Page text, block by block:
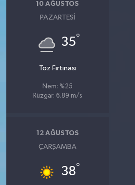
10 AĞUSTOS
PAZARTESI
35°
Toz Fırtınası
Nem: %25
Rüzgar: 6.89 m/s
12 AĞUSTOS
ÇARŞAMBA
38°